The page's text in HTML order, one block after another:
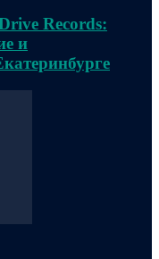
Records:
и